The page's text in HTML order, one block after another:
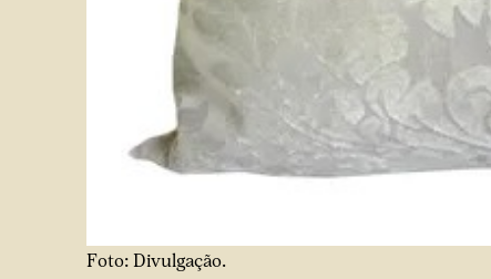
Foto: Divulgação.